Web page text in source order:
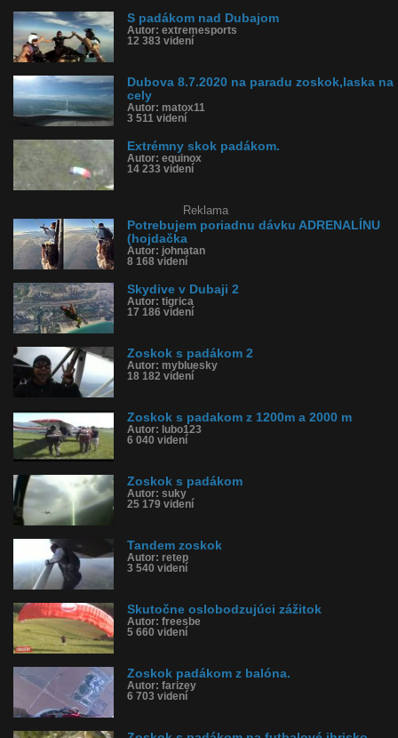
Tagy: skydave, zoskok padakom, adrenalin
História sledovanosti videa:
S padákom nad Dubajom
Autor: extremesports
12 383 videní
Dubova 8.7.2020 na paradu zoskok,laska na
cely
Autor: matox11
3 511 videní
Extrémny skok padákom.
Autor: equinox
14 233 videní
Reklama
Potrebujem poriadnu dávku ADRENALÍNU
(hojdačka
Autor: johnatan
8 168 videní
Skydive v Dubaji 2
Autor: tigrica
17 186 videní
Zoskok s padákom 2
Autor: mybluesky
18 182 videní
Zoskok s padakom z 1200m a 2000 m
Autor: lubo123
6 040 videní
Zoskok s padákom
Autor: suky
25 179 videní
Tandem zoskok
Autor: retep
3 540 videní
Skutočne oslobodzujúci zážitok
Autor: freesbe
5 660 videní
Zoskok padákom z balóna.
Autor: farizey
6 703 videní